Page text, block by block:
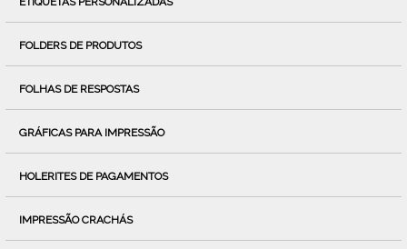
FOLDERS DE PRODUTOS
FOLHAS DE RESPOSTAS
GRÁFICAS PARA IMPRESSÃO
HOLERITES DE PAGAMENTOS
IMPRESSÃO CRACHÁS